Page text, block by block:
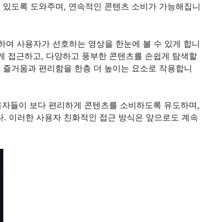
도록 도와주며, 연속적인 콘텐츠 소비가 가능해집니
여 사용자가 선호하는 영상을 한눈에 볼 수 있게 합니
접근하고, 다양하고 풍부한 콘텐츠를 손쉽게 탐색할
거움과 편리함을 한층 더 높이는 요소로 작용합니
들이 보다 편리하게 콘텐츠를 소비하도록 유도하며,
이러한 사용자 친화적인 접근 방식은 앞으로도 계속